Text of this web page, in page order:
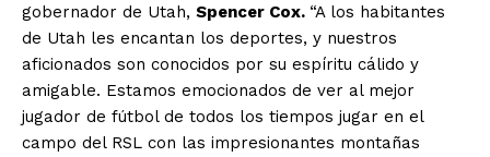
gobernador de Utah, Spencer Cox. “A los habitantes
de Utah les encantan los deportes, y nuestros
aficionados son conocidos por su espíritu cálido y
amigable. Estamos emocionados de ver al mejor
jugador de fútbol de todos los tiempos jugar en el
campo del RSL con las impresionantes montañas